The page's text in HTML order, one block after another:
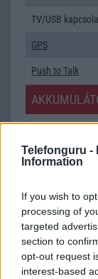
Telefonguru -
Information
If you wish to
processing of
targeted
section to
opt-out request
interest-based
TV/USB
GPS
Push to Talk
Típus
Készenléti idő h
Cserélhetőség
Beszélgetési
Gyorstöltés
Java